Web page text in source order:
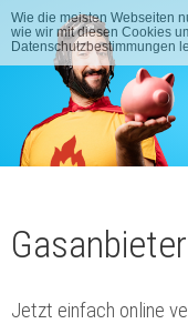
Wie die meisten Webseiten
wie wir mit diesen Cookies
Datenschutzbestimmungen
Jetzt einfach online